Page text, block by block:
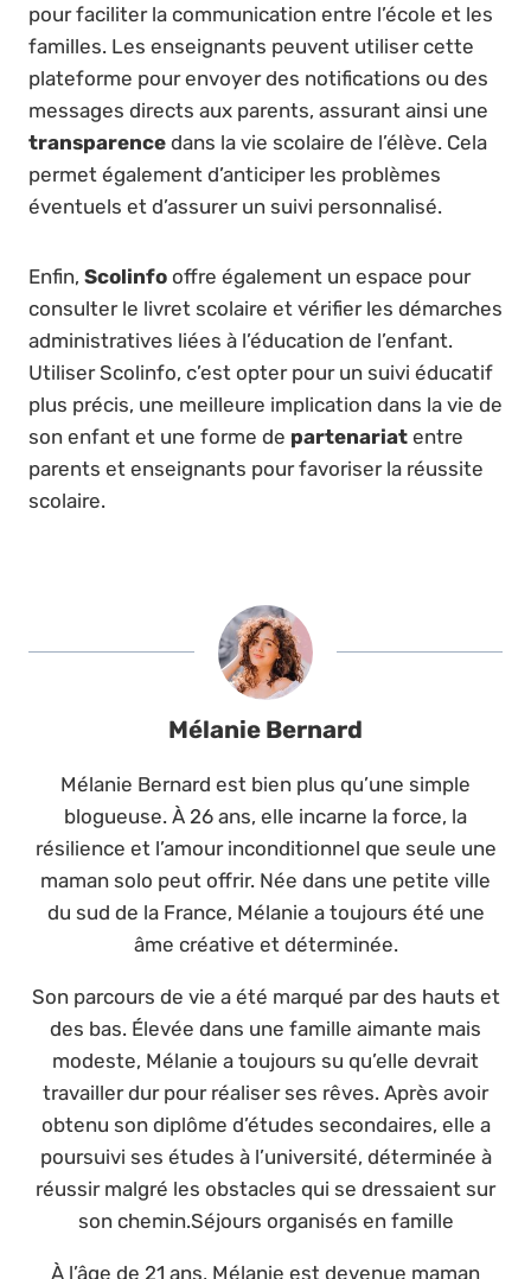
pour faciliter la communication entre l’école et les
familles. Les enseignants peuvent utiliser cette
plateforme pour envoyer des notifications ou des
messages directs aux parents, assurant ainsi une
transparence dans la vie scolaire de l’élève. Cela
permet également d’anticiper les problèmes
éventuels et d’assurer un suivi personnalisé.
Enfin, Scolinfo offre également un espace pour
consulter le livret scolaire et vérifier les démarches
administratives liées à l’éducation de l’enfant.
Utiliser Scolinfo, c’est opter pour un suivi éducatif
plus précis, une meilleure implication dans la vie de
son enfant et une forme de partenariat entre
parents et enseignants pour favoriser la réussite
scolaire.
Mélanie Bernard
Mélanie Bernard est bien plus qu’une simple
blogueuse. À 26 ans, elle incarne la force, la
résilience et l’amour inconditionnel que seule une
maman solo peut offrir. Née dans une petite ville
du sud de la France, Mélanie a toujours été une
âme créative et déterminée.
Son parcours de vie a été marqué par des hauts et
des bas. Élevée dans une famille aimante mais
modeste, Mélanie a toujours su qu’elle devrait
travailler dur pour réaliser ses rêves. Après avoir
obtenu son diplôme d’études secondaires, elle a
poursuivi ses études à l’université, déterminée à
réussir malgré les obstacles qui se dressaient sur
son chemin.Séjours organisés en famille
À l’âge de 21 ans, Mélanie est devenue maman